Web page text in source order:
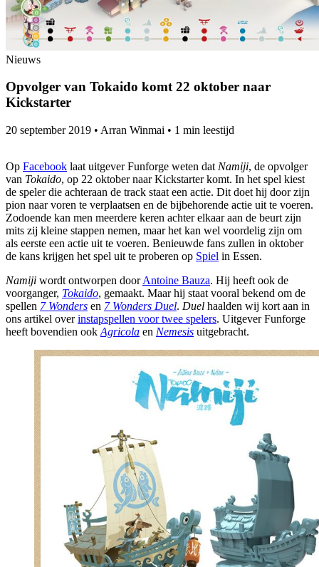
Nieuws
Opvolger van Tokaido komt 22 oktober naar
Kickstarter
20 september 2019 • Arran Winmai • 1 min leestijd
Op Facebook laat uitgever Funforge weten dat Namiji, de opvolger
van Tokaido, op 22 oktober naar Kickstarter komt. In het spel kiest
de speler die achteraan de track staat een actie. Dit doet hij door zijn
pion naar voren te verplaatsen en de bijbehorende actie uit te voeren.
Zodoende kan men meerdere keren achter elkaar aan de beurt zijn
mits zij kleine stappen nemen, maar het kan wel voordelig zijn om
als eerste een actie uit te voeren. Benieuwde fans zullen in oktober
de kans krijgen het spel uit te proberen op Spiel in Essen.
Namiji wordt ontworpen doorAntoine Bauza. Hij heeft ook de
voorganger, Tokaido, gemaakt. Maar hij staat vooral bekend om de
spellen 7 Wonders en 7 Wonders Duel. Duel haalden wij kort aan in
ons artikel overinstapspellen voor twee spelers. Uitgever Funforge
heeft bovendien ook Agricola en Nemesis uitgebracht.